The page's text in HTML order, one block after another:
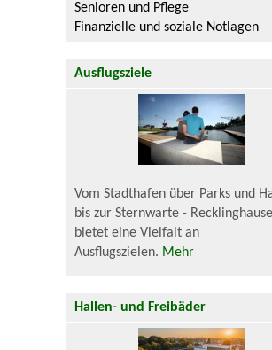
Senioren und Pflege
Finanzielle und soziale Notlagen
Ausflugsziele
Vom Stadthafen über Parks und
bis zur Sternwarte -
bietet eine Vielfalt an
Ausflugszielen. Mehr
Hallen- und Freibäder